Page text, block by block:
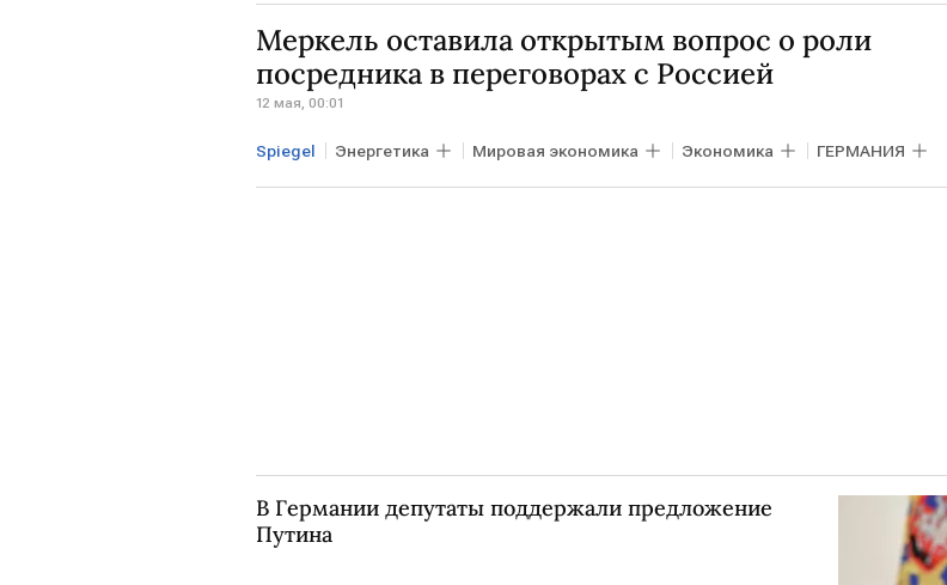
Владимир Зеленский НАБУ Киевская область Мировая экономика
УКРАИНА
Меркель оставила открытым вопрос о роли
посредника в переговорах с Россией
12 мая, 00:01
Spiegel Энергетика Мировая экономика Экономика ГЕРМАНИЯ
ФРГ ЕВРОПА Ангела Меркель Владимир Путин Герхард Шредер
В Германии депутаты поддержали предложение
Путина